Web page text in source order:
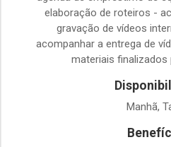
elaboração de roteiros -
gravação de vídeos
acompanhar a entrega de
materiais
Manhã,